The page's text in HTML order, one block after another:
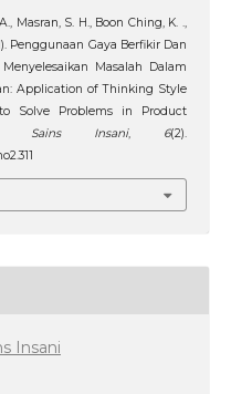
Masran, S. H., Boon Ching, K. .,
Penggunaan Gaya Berfikir Dan
Masalah Dalam
Application of Thinking Style
Solve Problems in Product
Sains Insani, 6(2).
Insani